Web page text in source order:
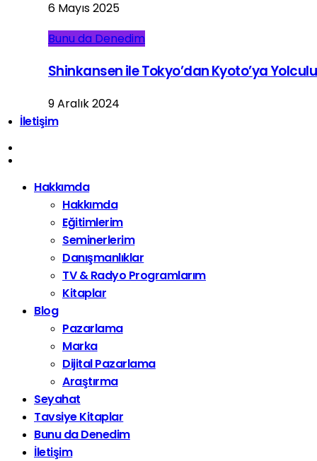
6 Mayıs 2025
Bunu da Denedim
Shinkansen ile Tokyo’dan Kyoto’ya
9 Aralık 2024
İletişim
Hakkımda
Hakkımda
Eğitimlerim
Seminerlerim
Danışmanlıklar
TV & Radyo Programlarım
Kitaplar
Blog
Pazarlama
Marka
Dijital Pazarlama
Araştırma
Seyahat
Tavsiye Kitaplar
Bunu da Denedim
İletişim